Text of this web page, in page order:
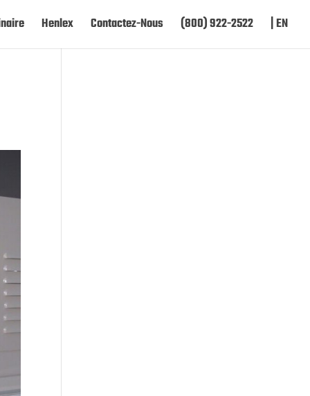
Henlex Contactez-Nous (800) 922-2522 | EN